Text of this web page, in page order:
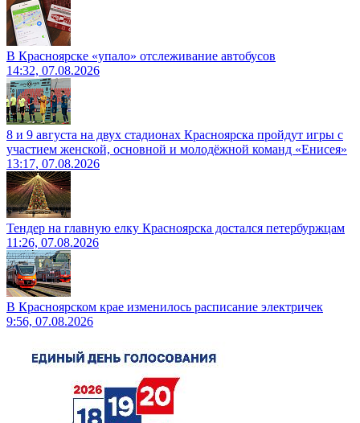
В Красноярске «упало» отслеживание автобусов
14:32, 07.08.2026
8 и 9 августа на двух стадионах Красноярска пройдут игры с
участием женской, основной и молодёжной команд «Енисея»
13:17, 07.08.2026
Тендер на главную елку Красноярска достался петербуржцам
11:26, 07.08.2026
В Красноярском крае изменилось расписание электричек
9:56, 07.08.2026